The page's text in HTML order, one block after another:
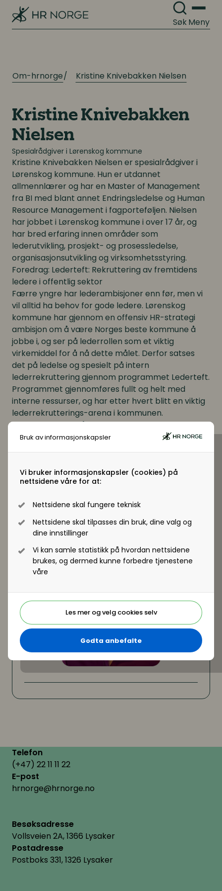
Bruk av informasjonskapsler
Vi bruker informasjonskapsler (cookies) på
nettsidene våre for at:
Nettsidene skal fungere teknisk
Nettsidene skal tilpasses din bruk, dine valg og
dine innstillinger
Vi kan samle statistikk på hvordan nettsidene
brukes, og dermed kunne forbedre tjenestene
våre
Les mer og velg cookies selv
Godta anbefalte
SøkMeny
Om-hrnorge Kristine Knivebakken Nielsen
Kristine Knivebakken
Nielsen
Spesialrådgiver i Lørenskog kommune
Kristine Knivebakken Nielsen er spesialrådgiver i
Lørenskog kommune. Hun er utdannet
allmennlærer og har en Master of Management
fra BI med blant annet Endringsledelse og Human
Resource Management i fagporteføljen. Nielsen
har jobbet i Lørenskog kommune i over 17 år, og
har bred erfaring innen områder som
lederutvikling, prosjekt- og prosessledelse,
organisasjonsutvikling og virksomhetsstyring.
Foredrag: Lederteft: Rekruttering av fremtidens
ledere i offentlig sektor
Færre yngre har lederambisjoner enn før, men vi
vil alltid ha behov for gode ledere. Lørenskog
kommune har gjennom en offensiv HR-strategi
ambisjon om å være Norges beste kommune å
jobbe i, og ser på lederrollen som et viktig
virkemiddel for å nå dette målet. Derfor satses
det på ledelse og spesielt på intern
lederrekruttering gjennom programmet Lederteft.
Programmet gjennomføres fullt og helt med
interne ressurser, og har etter hvert blitt en viktig
lederrekrutterings-arena i kommunen.
Bakgrunnen og målsettingene for Lederteft
Praktisk om innhold, tematikk og gjennomføring
Ragnar Christoffersen, kommunedirektør, og
Kristine K. Nielsen , spesialrådgiver, begge i
Delta på HR-konferansen for offentlig sektor 2025
- se program og meld deg på her
Telefon
(+47) 22 11 11 22
E-post
hrnorge@hrnorge.no
Besøksadresse
Vollsveien 2A, 1366 Lysaker
Postadresse
Postboks 331, 1326 Lysaker